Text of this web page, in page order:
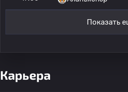
Показать
Карьера